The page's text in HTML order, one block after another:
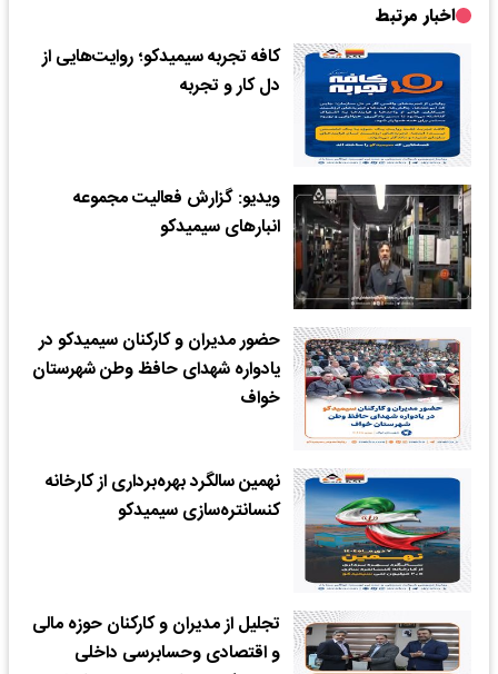
اخبار مرتبط
کافه تجربه سیمیدکو؛ روایت‌هایی از
دل کار و تجربه
ویدیو: گزارش فعالیت‌ مجموعه
انبارهای سیمیدکو
حضور مدیران و کارکنان سیمیدکو در
یادواره شهدای حافظ وطن شهرستان
خواف
نهمین سالگرد بهره‌برداری از کارخانه
کنسانتره‌سازی سیمیدکو
تجلیل از مدیران و کارکنان حوزه مالی
و اقتصادی وحسابرسی داخلی